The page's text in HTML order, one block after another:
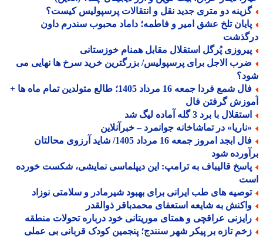
دو متری جدید نقل و انتقالات پرسپولیس کیست؟
تلخ عشق امیر و فاطمه؛ داماد محبوب سندرم داون
پُرگل استقلال مقابل همنام خوزستانی
الاجل برای پرسپولیس/ بزرگترین خرید سرخ ها نهایی می
فال شمع فردا جمعه 16 مرداد 1405؛ طالع متولدین تمام ماه ها +
گرفتن فال
با برد 3 گله آماده لیگ شد
در تماشاخانه جوانمرد – خبرآنلاین
فال ابجد امروز جمعه 16 مرداد 1405/ شاید آرزوی محالتان
شود
قالیباف به ترامپ: این دیپلماسی نمایشی، شکست خورده
های طب ایرانی برای بهبود شیرمادر و سلامتی نوزاد
به شایعه استعفای محمدباقر ذوالقدر
عراقچی و همتای موریتانی خود درباره تحولات منطقه
تازه بر پیکر شهر سنندج؛ پنجمین کودک قربانی بی عملی